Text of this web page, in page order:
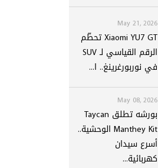
May 21, 2026
Xiaomi YU7 GT تحطّم
الرقم القياسي لـ SUV
في نوربورغرينغ.. ا...
May 08, 2026
بورشه تطلق Taycan
Manthey Kit الوحشية..
أسرع سيدان
كهربائية...